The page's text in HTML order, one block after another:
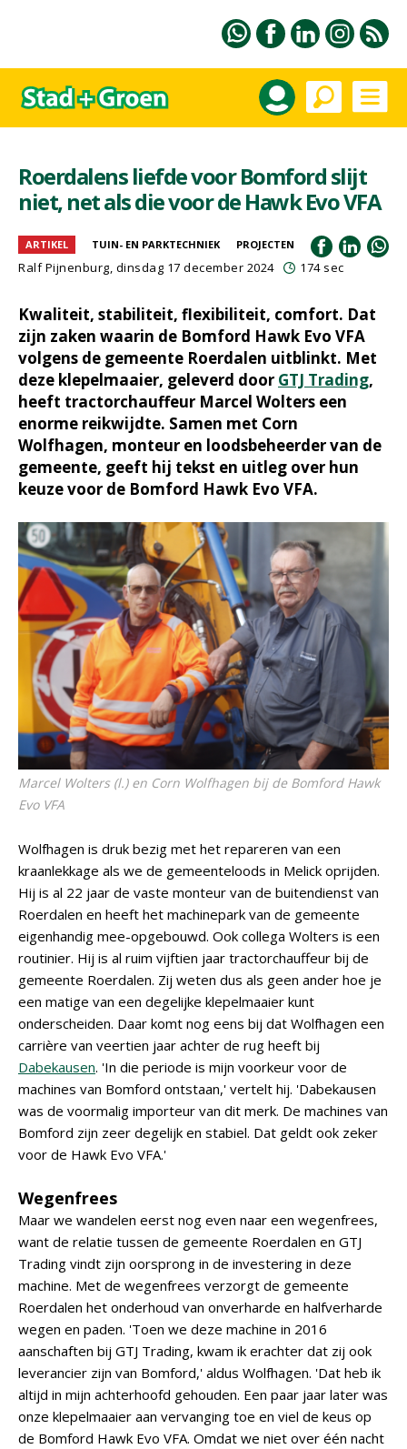
Roerdalens liefde voor Bomford slijt
niet, net als die voor de Hawk Evo VFA
ARTIKEL TUIN- EN PARKTECHNIEK PROJECTEN
Ralf Pijnenburg, dinsdag 17 december 2024 174 sec
Kwaliteit, stabiliteit, flexibiliteit, comfort. Dat
zijn zaken waarin de Bomford Hawk Evo VFA
volgens de gemeente Roerdalen uitblinkt. Met
deze klepelmaaier, geleverd door GTJ Trading,
heeft tractorchauffeur Marcel Wolters een
enorme reikwijdte. Samen met Corn
Wolfhagen, monteur en loodsbeheerder van de
gemeente, geeft hij tekst en uitleg over hun
keuze voor de Bomford Hawk Evo VFA.
Marcel Wolters (l.) en Corn Wolfhagen bij de Bomford Hawk
Evo VFA
Wolfhagen is druk bezig met het repareren van een
kraanlekkage als we de gemeenteloods in Melick oprijden.
Hij is al 22 jaar de vaste monteur van de buitendienst van
Roerdalen en heeft het machinepark van de gemeente
eigenhandig mee-opgebouwd. Ook collega Wolters is een
routinier. Hij is al ruim vijftien jaar tractorchauffeur bij de
gemeente Roerdalen. Zij weten dus als geen ander hoe je
een matige van een degelijke klepelmaaier kunt
onderscheiden. Daar komt nog eens bij dat Wolfhagen een
carrière van veertien jaar achter de rug heeft bij
Dabekausen. 'In die periode is mijn voorkeur voor de
machines van Bomford ontstaan,' vertelt hij. 'Dabekausen
was de voormalig importeur van dit merk. De machines van
Bomford zijn zeer degelijk en stabiel. Dat geldt ook zeker
voor de Hawk Evo VFA.'
Wegenfrees
Maar we wandelen eerst nog even naar een wegenfrees,
want de relatie tussen de gemeente Roerdalen en GTJ
Trading vindt zijn oorsprong in de investering in deze
machine. Met de wegenfrees verzorgt de gemeente
Roerdalen het onderhoud van onverharde en halfverharde
wegen en paden. 'Toen we deze machine in 2016
aanschaften bij GTJ Trading, kwam ik erachter dat zij ook
leverancier zijn van Bomford,' aldus Wolfhagen. 'Dat heb ik
altijd in mijn achterhoofd gehouden. Een paar jaar later was
onze klepelmaaier aan vervanging toe en viel de keus op
de Bomford Hawk Evo VFA. Omdat we niet over één nacht